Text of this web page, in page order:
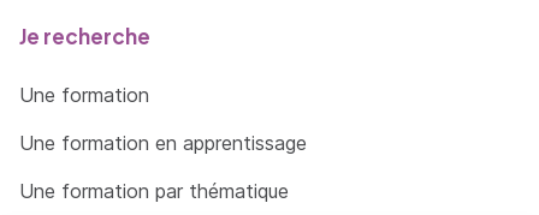
Je recherche
Une formation
Une formation en apprentissage
Une formation par thématique